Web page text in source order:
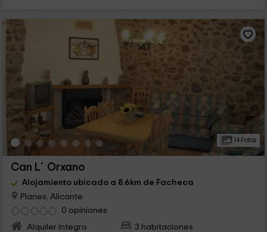
14 Fotos
Can L´Orxano
Alojamiento ubicado a 8.6km de Facheca
Planes, Alicante
0 opiniones
Alquiler íntegro
3 habitaciones